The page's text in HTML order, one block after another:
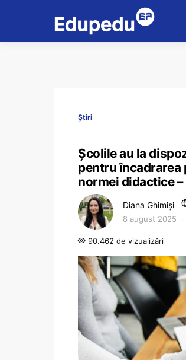
Știri
Școlile au la
pentru încadrarea
normei didactice
Diana Ghimiși
8 august 2025
90.462 de vizualizări